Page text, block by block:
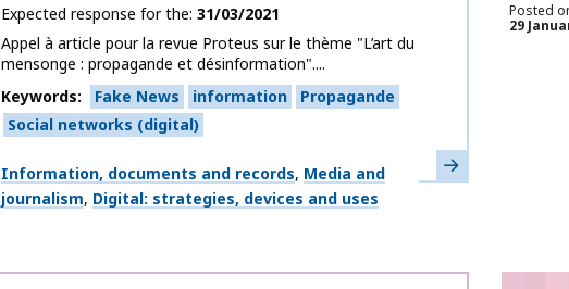
Expected response for the 31/03/2021
Appel à article pour la revue Proteus sur le thème "L’art du
mensonge : propagande et désinformation"....
Keywords
Fake News information
Propagande
Social networks (digital)
Themes
Information, documents and records Media and
journalism Digital: strategies, devices and uses
Learn more
Posted
29